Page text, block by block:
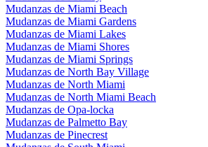
Mudanzas de Miami Beach
Mudanzas de Miami Gardens
Mudanzas de Miami Lakes
Mudanzas de Miami Shores
Mudanzas de Miami Springs
Mudanzas de North Bay Village
Mudanzas de North Miami
Mudanzas de North Miami Beach
Mudanzas de Opa-locka
Mudanzas de Palmetto Bay
Mudanzas de Pinecrest